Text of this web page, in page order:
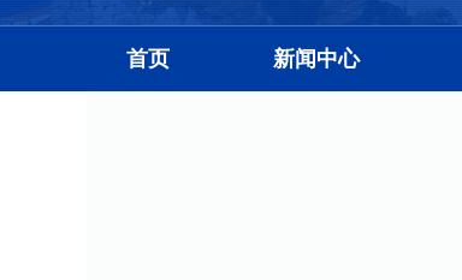
首页 新闻中心